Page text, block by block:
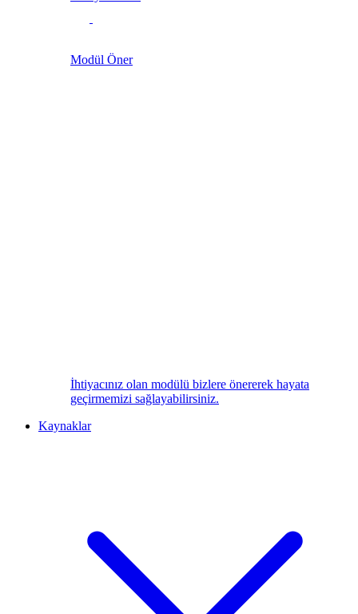
Modül Öner
İhtiyacınız olan modülü bizlere önererek hayata
geçirmemizi sağlayabilirsiniz.
Kaynaklar